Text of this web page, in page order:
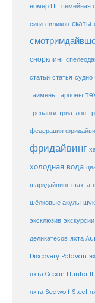
номер ПГ семейная
сиги силикон скаты
снорклинг
статьи статья судно
таймень тарпоны
трепанги триатлон
федерация
фридайвинг
холодная вода
шаркдайвинг шахта
шёлковые акулы
эксклюзив экскурсии
деликатесов яхта
Discovery Palavan
яхта Ocean Hunter III
яхта Seawolf Steel